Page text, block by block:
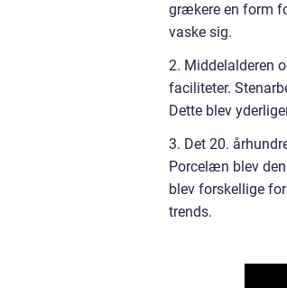
grækere en form
vaske sig.
2. Middelalderen
faciliteter.
Dette blev
3. Det 20.
Porcelæn blev
blev forskellige
trends.